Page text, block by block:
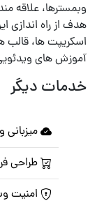
وبمسترها، علاقه
هدف از راه اندازی
اسکریپت ها، قالب
آموزش های
خدمات دیگر
طراحی
امنیت